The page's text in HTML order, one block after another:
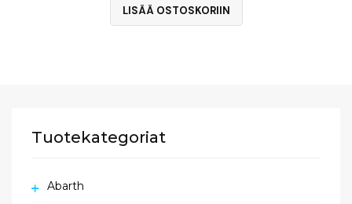
LISÄÄ OSTOSKORIIN
Tuotekategoriat
Abarth